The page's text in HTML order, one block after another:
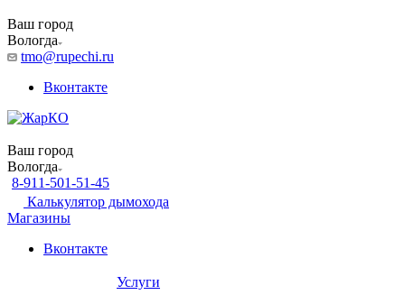
Ваш город
Вологда
tmo@rupechi.ru
Вконтакте
Ваш город
Вологда
8-911-501-51-45
Калькулятор дымохода
Магазины
Вконтакте
Услуги